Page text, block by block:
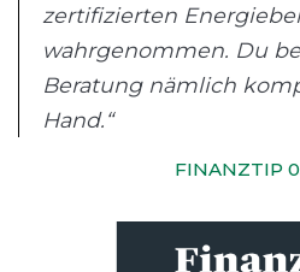
zertifizierten
wahrgenommen. Du
Beratung nämlich
Hand.“
FINANZTIP